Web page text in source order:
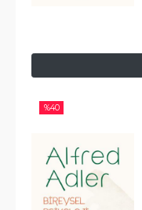
%40